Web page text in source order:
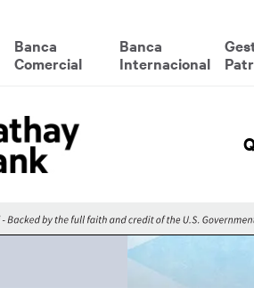
Hierarchy
Banca
Comercial
Banca
Internacional